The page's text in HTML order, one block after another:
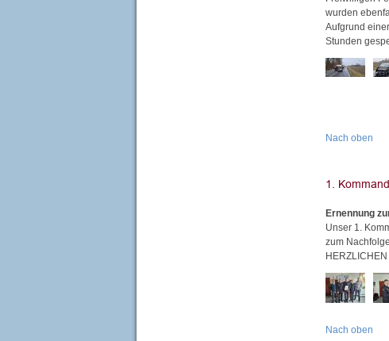
wurden
Aufgrund
Stunden
Nach oben
Ernennung
Unser 1.
zum
Nach oben